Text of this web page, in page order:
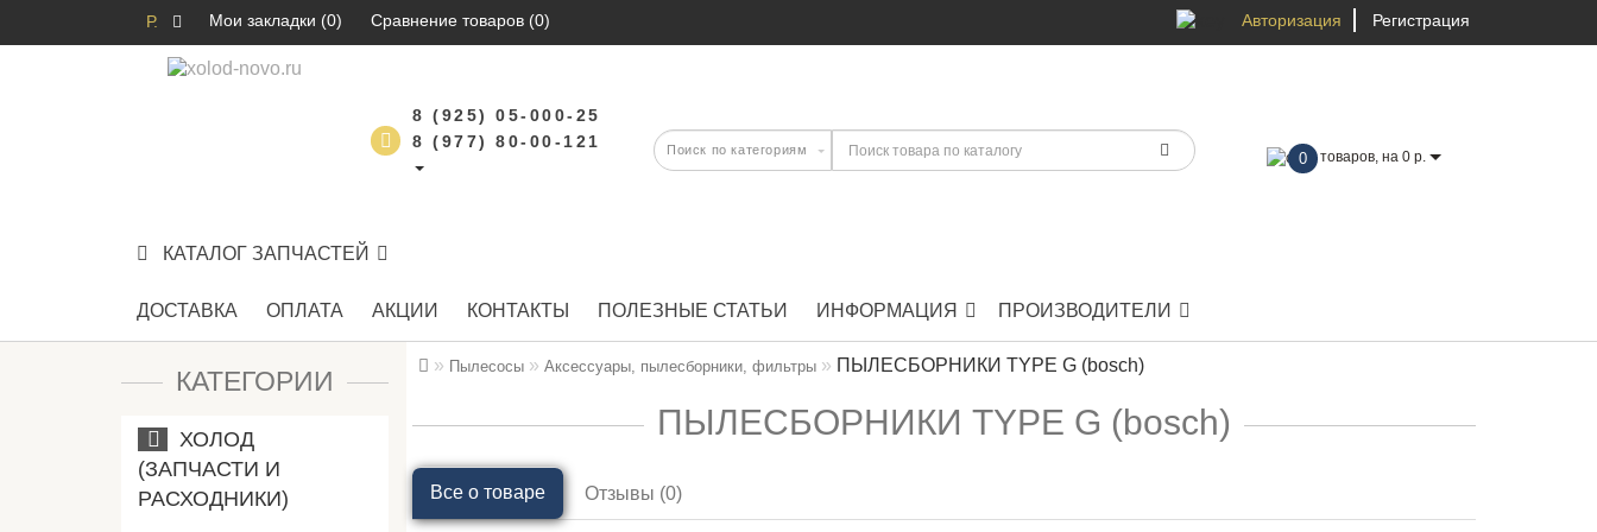
Р. Мои закладки (0) Сравнение товаров (0) Авторизация Регистрация
8 (925) 05-000-25
8 (977) 80-00-121
0 товаров, на 0 р.
КАТАЛОГ ЗАПЧАСТЕЙ
ДОСТАВКА ОПЛАТА АКЦИИ КОНТАКТЫ ПОЛЕЗНЫЕ СТАТЬИ ИНФОРМАЦИЯ ПРОИЗВОДИТЕЛИ
КАТЕГОРИИ
ХОЛОД
(ЗАПЧАСТИ И
РАСХОДНИКИ)
Пылесосы Аксессуары, пылесборники, фильтры ПЫЛЕСБОРНИКИ TYPE G (bosch)
ПЫЛЕСБОРНИКИ TYPE G (bosch)
Все о товаре Отзывы (0)